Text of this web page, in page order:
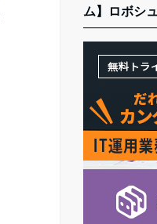
ム】ロボシ